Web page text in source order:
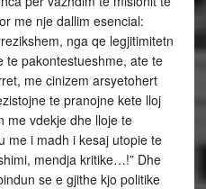
me nje dallim esencial:
nga qe legjitimitetn
te pakontestueshme, ate te
me cinizem arsyetohert
te pranojne kete lloj
me vdekje dhe lloje te
me i madh i kesaj utopie te
mendja kritike…!” Dhe
se e gjithe kjo politike